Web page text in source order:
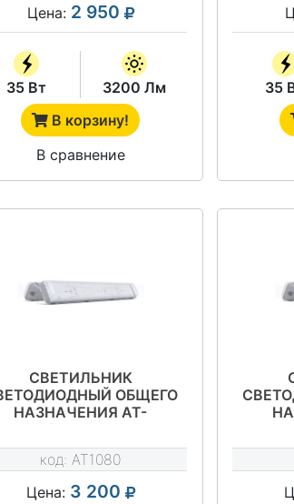
Цена: 2 950
35 Вт
3200 Лм
В корзину!
В сравнение
35
СВЕТИЛЬНИК
ОБЩЕГО
НАЗНАЧЕНИЯ АТ-
42/45-О СЕРИЯ АТ-
ССО-42
код: AT1080
Цена: 3 200